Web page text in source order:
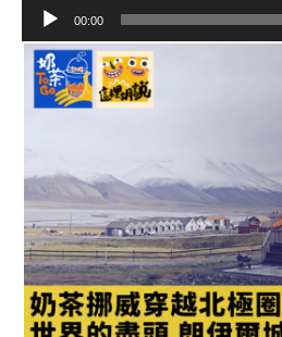
播
器
00:00